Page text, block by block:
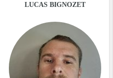
LUCAS BIGNOZET